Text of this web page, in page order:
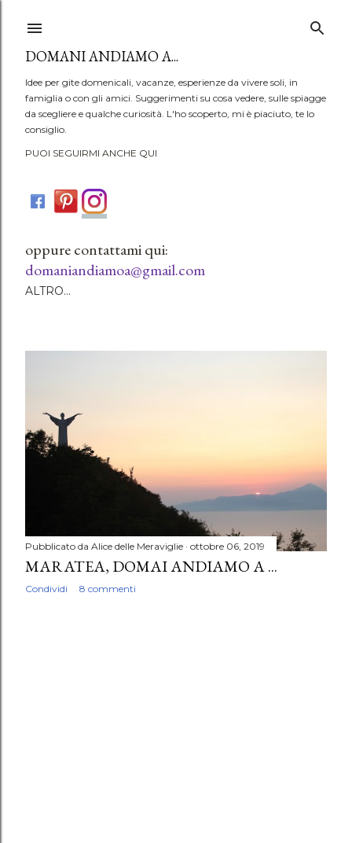
DOMANI ANDIAMO A...
Idee per gite domenicali, vacanze, esperienze da vivere soli, in
famiglia o con gli amici. Suggerimenti su cosa vedere, sulle spiagge
da scegliere e qualche curiosità. L'ho scoperto, mi è piaciuto, te lo
consiglio.
PUOI SEGUIRMI ANCHE QUI
oppure contattami qui:
domaniandiamoa@gmail.com
ALTRO…
s
Pubblicato da Alice delle Meraviglie ottobre 06, 2019
MARATEA, DOMAI ANDIAMO A ...
Condividi 8 commenti